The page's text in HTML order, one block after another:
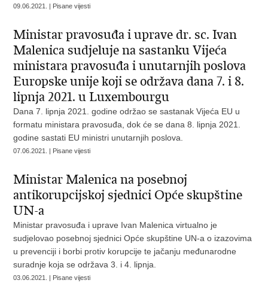
09.06.2021. | Pisane vijesti
Ministar pravosuđa i uprave dr. sc. Ivan
Malenica sudjeluje na sastanku Vijeća
ministara pravosuđa i unutarnjih poslova
Europske unije koji se održava dana 7. i 8.
lipnja 2021. u Luxembourgu
Dana 7. lipnja 2021. godine održao se sastanak Vijeća EU u
formatu ministara pravosuđa, dok će se dana 8. lipnja 2021.
godine sastati EU ministri unutarnjih poslova.
07.06.2021. | Pisane vijesti
Ministar Malenica na posebnoj
antikorupcijskoj sjednici Opće skupštine
UN-a
Ministar pravosuđa i uprave Ivan Malenica virtualno je
sudjelovao posebnoj sjednici Opće skupštine UN-a o izazovima
u prevenciji i borbi protiv korupcije te jačanju međunarodne
suradnje koja se održava 3. i 4. lipnja.
03.06.2021. | Pisane vijesti